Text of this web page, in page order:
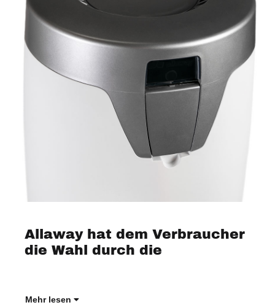
Allaway hat dem Verbraucher
die Wahl durch die
Entwicklung klarer Optionen
Mehr lesen